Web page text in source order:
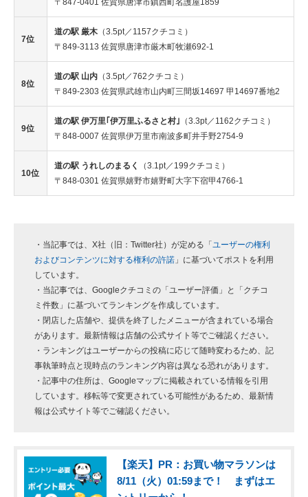
〒847-0401 佐賀県唐津市鎮西町名護屋1859
7位
道の駅 厳木 （3.5pt／1157クチコミ）
〒849-3113 佐賀県唐津市厳木町牧瀬692-1
8位
道の駅 山内 （3.5pt／762クチコミ）
〒849-2303 佐賀県武雄市山内町三間坂14697 甲14697番地2
9位
道の駅 伊万里｢伊万里ふるさと村｣ （3.3pt／1162クチコミ）
〒848-0007 佐賀県伊万里市南波多町井手野2754-9
10位
道の駅 うれしのまるく
（3.1pt／199クチコミ）
〒848-0301 佐賀県嬉野市嬉野町大字下宿甲4766-1
・当記事では、X社（旧：Twitter社）が定める「 ユーザーの権利
およびコンテンツに対する権利の許諾 」に基づいてポストを利用
しています。
・当記事では、Googleクチコミの「ユーザー評価」と「クチコ
ミ件数」に基づいてランキングを作成しています。
・閉店した店舗や、提供を終了したメニューが含まれている場合
があります。最新情報は店舗の公式サイト等でご確認ください。
・ランキングはユーザーからの投稿に応じて随時変わるため、記
事執筆時点と現時点のランキング内容は異なる恐れがあります。
・記事中の住所は、Googleマップに掲載されている情報を引用
しています。移転等で変更されている可能性があるため、最新情
報は公式サイト等でご確認ください。
【楽天】PR：お買い物マラソンは
8/11（火）01:59まで！ まずはエ